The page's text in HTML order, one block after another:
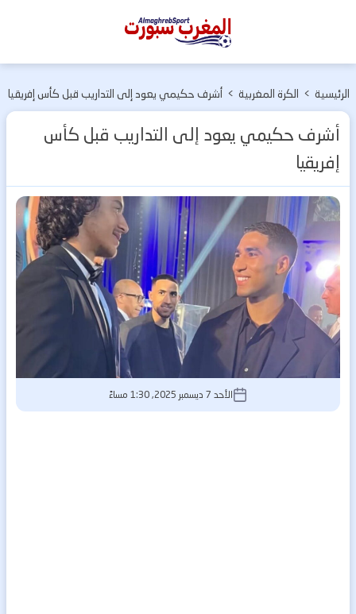
المغرب
الرئيسية > الكرة المغربية > أشرف حكيمي يعود إلى التداريب قبل كأس إفريقيا
أشرف حكيمي يعود إلى التداريب قبل كأس
إفريقيا
الأحد 7 ديسمبر 2025, 1:30 مساءً